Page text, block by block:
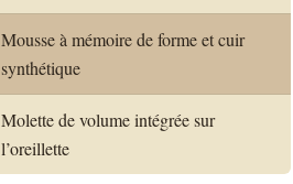
Mousse à mémoire de forme et cuir
synthétique
Molette de volume intégrée sur
l’oreillette